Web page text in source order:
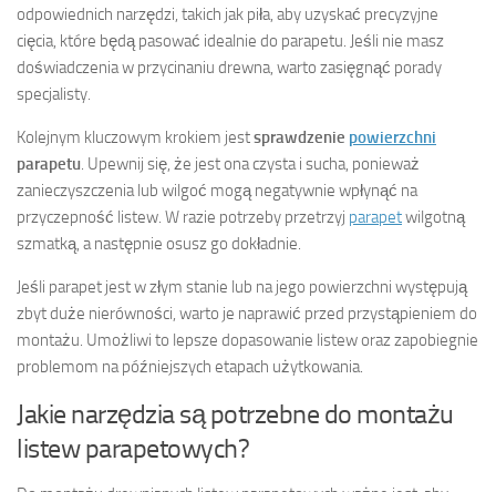
odpowiednich narzędzi, takich jak piła, aby uzyskać precyzyjne
cięcia, które będą pasować idealnie do parapetu. Jeśli nie masz
doświadczenia w przycinaniu drewna, warto zasięgnąć porady
specjalisty.
Kolejnym kluczowym krokiem jestsprawdzenie powierzchni
parapetu. Upewnij się, że jest ona czysta i sucha, ponieważ
zanieczyszczenia lub wilgoć mogą negatywnie wpłynąć na
przyczepność listew. W razie potrzeby przetrzyj parapetwilgotną
szmatką, a następnie osusz go dokładnie.
Jeśli parapet jest w złym stanie lub na jego powierzchni występują
zbyt duże nierówności, warto je naprawić przed przystąpieniem do
montażu. Umożliwi to lepsze dopasowanie listew oraz zapobiegnie
problemom na późniejszych etapach użytkowania.
Jakie narzędzia są potrzebne do montażu
listew parapetowych?